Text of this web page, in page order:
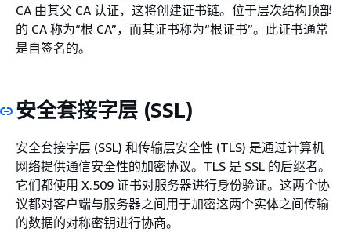
CA 由其父 CA 认证，这将创建证书链。位于层次结构顶部
的 CA 称为“根 CA”，而其证书称为“根证书”。此证书通常
是自签名的。
安全套接字层 (SSL)
安全套接字层 (SSL) 和传输层安全性 (TLS) 是通过计算机
网络提供通信安全性的加密协议。TLS 是 SSL 的后继者。
它们都使用 X.509 证书对服务器进行身份验证。这两个协
议都对客户端与服务器之间用于加密这两个实体之间传输
的数据的对称密钥进行协商。